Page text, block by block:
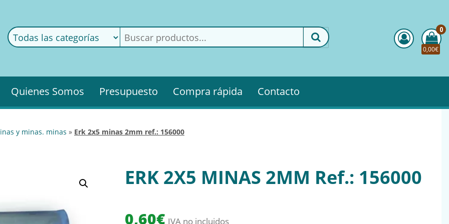
0
0,00€
Quienes Somos Presupuesto Compra rápida Contacto
y minas. minas » erk 2x5 minas 2mm ref.: 156000
ERK 2X5 MINAS 2MM Ref.: 156000
0,60€ IVA no incluidos